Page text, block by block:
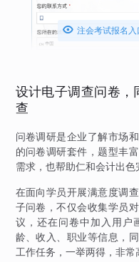
 注会考试报名入
设计电子调查问卷，
查
问卷调研是企业了解市场
的问卷调研套件，题型丰
需求，也帮助仁和会计出色
在面向学员开展满意度调
子问卷，不仅会收集学员
议，还在问卷中加入用户
龄、收入、职业等信息，
工作任务，一举两得，非常